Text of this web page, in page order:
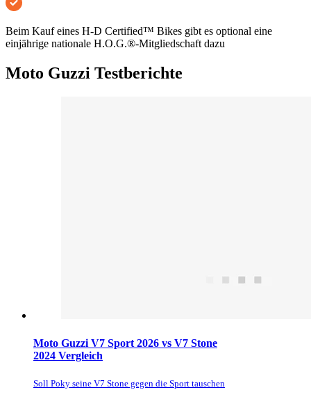
Beim Kauf eines H-D Certified™ Bikes gibt es optional eine
einjährige nationale H.O.G.®-Mitgliedschaft dazu
Moto Guzzi Testberichte
Moto Guzzi V7 Sport 2026 vs V7 Stone
2024 Vergleich
Soll Poky seine V7 Stone gegen die Sport tauschen